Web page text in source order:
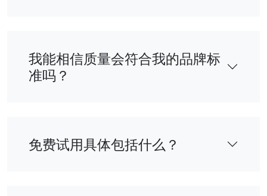
我能相信质量会符合我的品牌标
准吗？
免费试用具体包括什么？